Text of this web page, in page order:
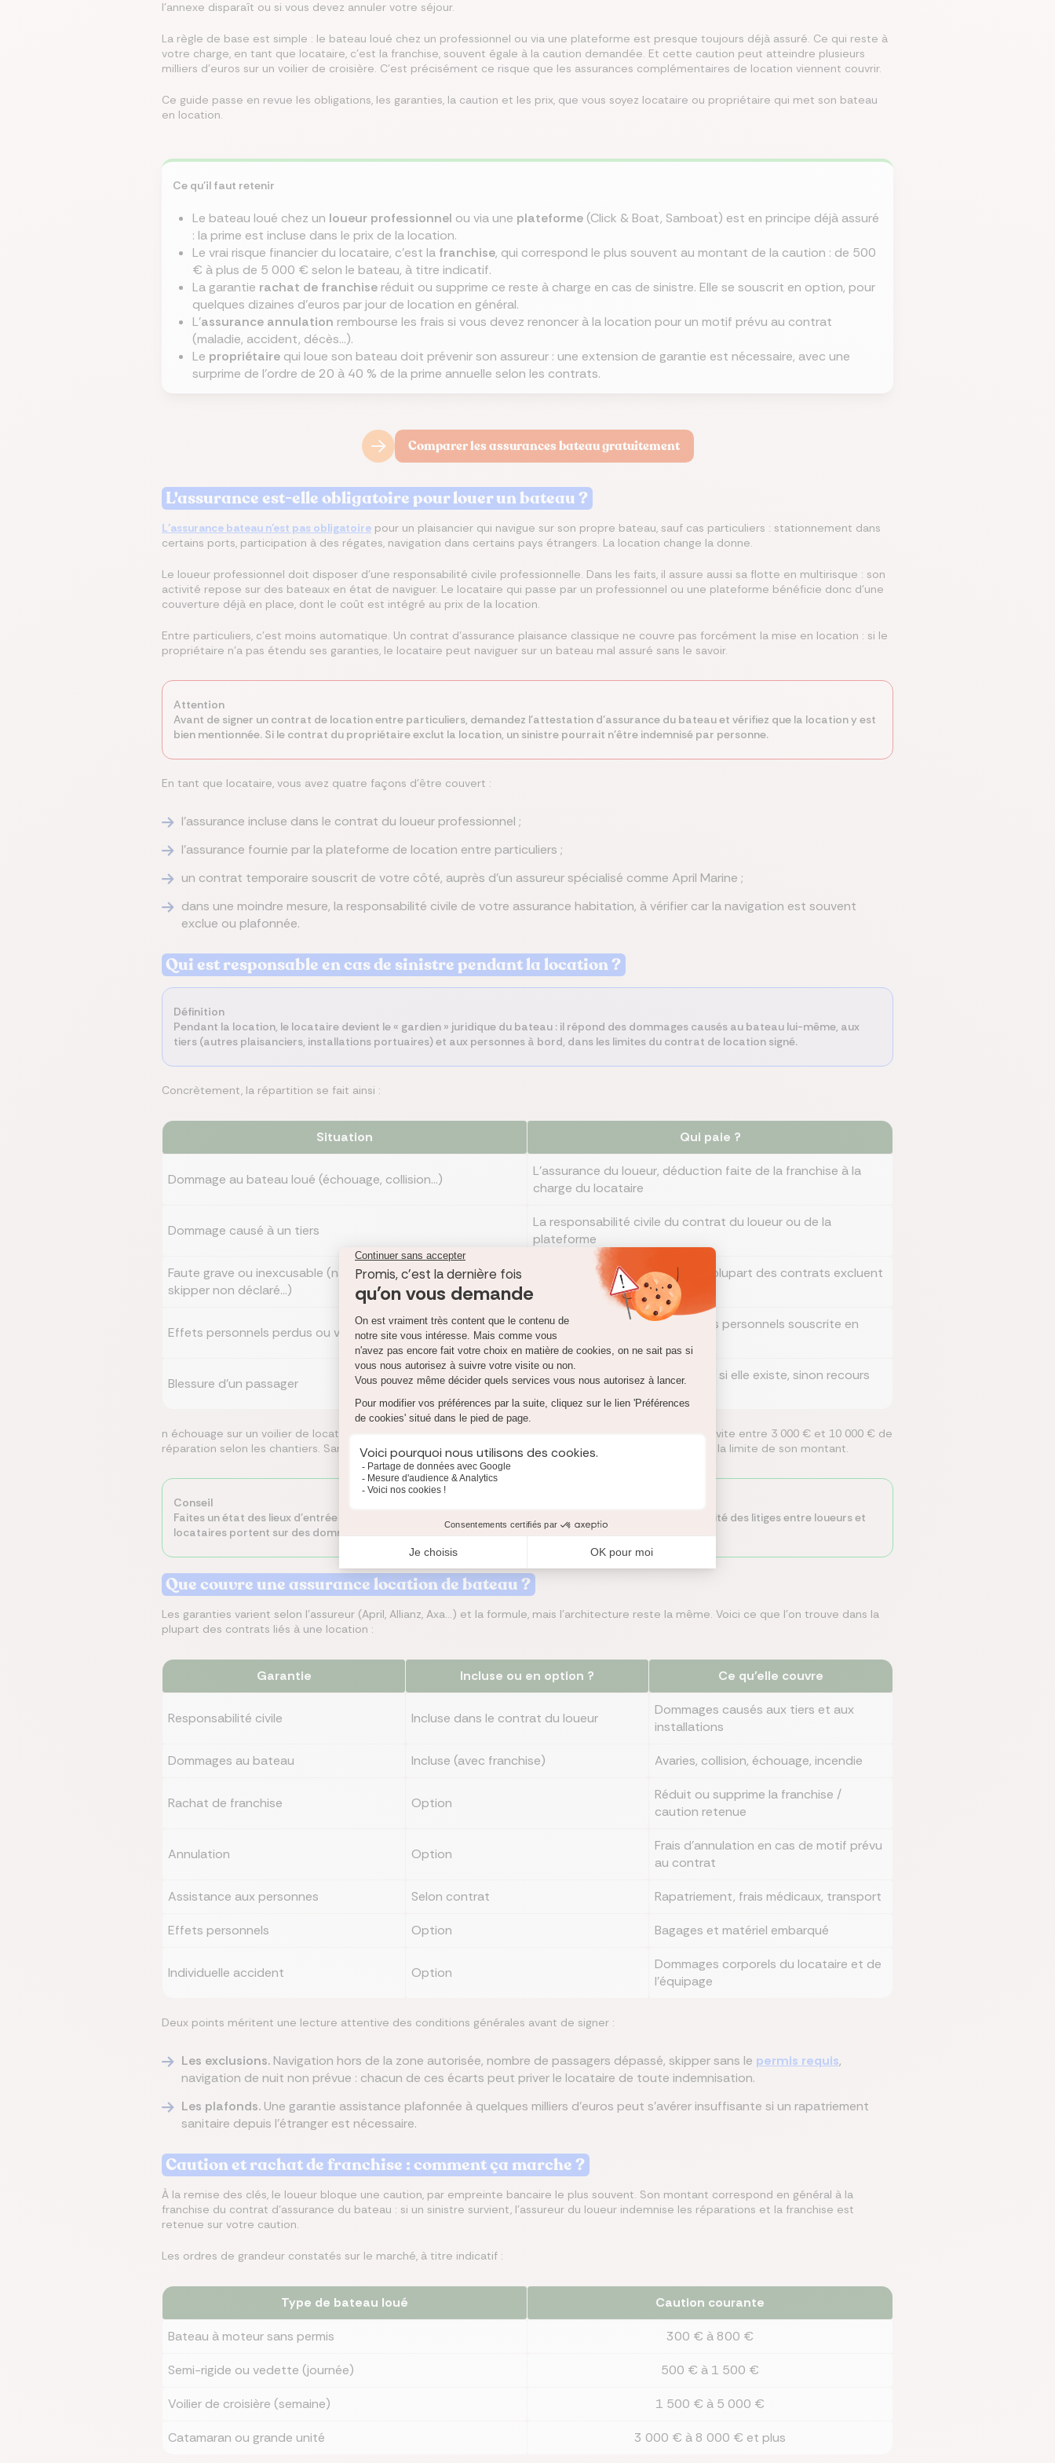
Économisez jusqu’à 250 €/mois
en changeant d’assurance de
prêt
Comparer les assurances de prêt
Trouvez le meilleur taux
immobilier pour votre projet
Simuler mon prêt immobilier
Économisez jusqu’à 456 €/an
sur votre assurance santé
Comparer les mutuelles santé
Comparez les meilleures
assurances du marché au
même endroit
Comparer les assurances prévoyances
Trouvez la meilleure assurance
en quelques clics
Comparer les assurances
l'annexe disparaît ou si vous devez annuler votre séjour.
La règle de base est simple : le bateau loué chez un professionnel ou via une plateforme est presque toujours déjà assuré. Ce qui reste à
votre charge, en tant que locataire, c'est la franchise, souvent égale à la caution demandée. Et cette caution peut atteindre plusieurs
milliers d'euros sur un voilier de croisière. C'est précisément ce risque que les assurances complémentaires de location viennent couvrir.
Ce guide passe en revue les obligations, les garanties, la caution et les prix, que vous soyez locataire ou propriétaire qui met son bateau
en location.
Ce qu'il faut retenir
Le bateau loué chez un loueur professionnel ou via une plateforme(Click & Boat, Samboat) est en principe déjà assuré
: la prime est incluse dans le prix de la location.
Le vrai risque financier du locataire, c'est la franchise, qui correspond le plus souvent au montant de la caution : de 500
€ à plus de 5 000 € selon le bateau, à titre indicatif.
La garantie rachat de franchiseréduit ou supprime ce reste à charge en cas de sinistre. Elle se souscrit en option, pour
quelques dizaines d'euros par jour de location en général.
L'assurance annulation rembourse les frais si vous devez renoncer à la location pour un motif prévu au contrat
(maladie, accident, décès...).
Le propriétairequi loue son bateau doit prévenir son assureur : une extension de garantie est nécessaire, avec une
surprime de l'ordre de 20 à 40 % de la prime annuelle selon les contrats.
Comparer les assurances bateau gratuitement
L'assurance est-elle obligatoire pour louer un bateau ?
L'assurance bateau n'est pas obligatoire pour un plaisancier qui navigue sur son propre bateau, sauf cas particuliers : stationnement dans
certains ports, participation à des régates, navigation dans certains pays étrangers. La location change la donne.
Le loueur professionnel doit disposer d'une responsabilité civile professionnelle. Dans les faits, il assure aussi sa flotte en multirisque : son
activité repose sur des bateaux en état de naviguer. Le locataire qui passe par un professionnel ou une plateforme bénéficie donc d'une
couverture déjà en place, dont le coût est intégré au prix de la location.
Entre particuliers, c'est moins automatique. Un contrat d'assurance plaisance classique ne couvre pas forcément la mise en location : si le
propriétaire n'a pas étendu ses garanties, le locataire peut naviguer sur un bateau mal assuré sans le savoir.
Attention
Avant de signer un contrat de location entre particuliers, demandez l'attestation d'assurance du bateau et vérifiez que la location y est
bien mentionnée. Si le contrat du propriétaire exclut la location, un sinistre pourrait n'être indemnisé par personne.
En tant que locataire, vous avez quatre façons d'être couvert :
l'assurance incluse dans le contrat du loueur professionnel ;
l'assurance fournie par la plateforme de location entre particuliers ;
un contrat temporaire souscrit de votre côté, auprès d'un assureur spécialisé comme April Marine ;
dans une moindre mesure, la responsabilité civile de votre assurance habitation, à vérifier car la navigation est souvent
exclue ou plafonnée.
Qui est responsable en cas de sinistre pendant la location ?
Définition
Pendant la location, le locataire devient le « gardien » juridique du bateau : il répond des dommages causés au bateau lui-même, aux
tiers (autres plaisanciers, installations portuaires) et aux personnes à bord, dans les limites du contrat de location signé.
Concrètement, la répartition se fait ainsi :
Situation Qui paie ?
Dommage au bateau loué (échouage, collision...)
L'assurance du loueur, déduction faite de la franchise à la
charge du locataire
Dommage causé à un tiers
La responsabilité civile du contrat du loueur ou de la
plateforme
Faute grave ou inexcusable (navigation hors zone, alcool,
skipper non déclaré...)
Le locataire, sur ses deniers : la plupart des contrats excluent
Effets personnels perdus ou volés
Le locataire, sauf garantie effets personnels souscrite en
option
Blessure d'un passager
La garantie individuelle accident si elle existe, sinon recours
n échouage sur un voilier de location peut coûter cher : un safran et une quille endommagés se chiffrent vite entre 3 000 € et 10 000 € de
réparation selon les chantiers. Sans rachat de franchise, c'est votre caution qui sert à régler la note, dans la limite de son montant.
Conseil
Faites un état des lieux d'entrée précis, photos à l'appui, comme pour une location immobilière. La majorité des litiges entre loueurs et
locataires portent sur des dommages préexistants découverts au retour.
Que couvre une assurance location de bateau ?
Les garanties varient selon l'assureur (April, Allianz, Axa...) et la formule, mais l'architecture reste la même. Voici ce que l'on trouve dans la
plupart des contrats liés à une location :
Garantie Incluse ou en option ? Ce qu'elle couvre
Responsabilité civile Incluse dans le contrat du loueur
Dommages causés aux tiers et aux
installations
Dommages au bateau Incluse (avec franchise) Avaries, collision, échouage, incendie
Rachat de franchise Option
Réduit ou supprime la franchise /
caution retenue
Annulation Option
Frais d'annulation en cas de motif prévu
au contrat
Assistance aux personnes Selon contrat Rapatriement, frais médicaux, transport
Effets personnels Option Bagages et matériel embarqué
Individuelle accident Option
Dommages corporels du locataire et de
l'équipage
Deux points méritent une lecture attentive des conditions générales avant de signer :
Les exclusions.Navigation hors de la zone autorisée, nombre de passagers dépassé, skipper sans le permis requis,
navigation de nuit non prévue : chacun de ces écarts peut priver le locataire de toute indemnisation.
Les plafonds.Une garantie assistance plafonnée à quelques milliers d'euros peut s'avérer insuffisante si un rapatriement
sanitaire depuis l'étranger est nécessaire.
Caution et rachat de franchise : comment ça marche ?
À la remise des clés, le loueur bloque une caution, par empreinte bancaire le plus souvent. Son montant correspond en général à la
franchise du contrat d'assurance du bateau : si un sinistre survient, l'assureur du loueur indemnise les réparations et la franchise est
retenue sur votre caution.
Les ordres de grandeur constatés sur le marché, à titre indicatif :
Type de bateau loué Caution courante
Bateau à moteur sans permis 300 € à 800 €
Semi-rigide ou vedette (journée) 500 € à 1 500 €
Voilier de croisière (semaine) 1 500 € à 5 000 €
Catamaran ou grande unité 3 000 € à 8 000 € et plus